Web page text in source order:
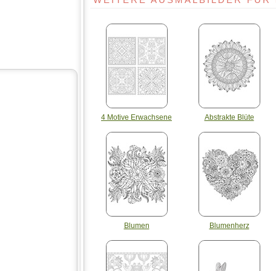
4 Motive Erwachsene Abstrakte Blüte
Blumen Blumenherz